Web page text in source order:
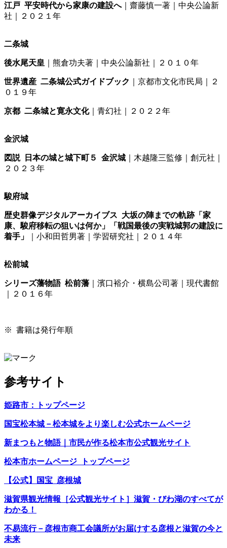
江戸 平安時代から家康の建設へ｜齋藤慎一著｜中央公論新
社｜２０２１年
二条城
後水尾天皇 ｜熊倉功夫著｜中央公論新社｜２０１０年
世界遺産 二条城公式ガイドブック
｜京都市文化市民局｜２
０１９年
京都 二条城と寛永文化｜青幻社｜２０２２年
金沢城
図説 日本の城と城下町５ 金沢城 ｜木越隆三監修｜創元社｜
２０２３年
駿府城
歴史群像デジタルアーカイブス 大坂の陣までの軌跡「家
康、駿府移転の狙いは何か」「戦国最後の実戦城郭の建設に
着手」
｜小和田哲男著｜学習研究社｜２０１４年
松前城
シリーズ藩物語 松前藩 ｜濱口裕介・横島公司著｜現代書館
｜２０１６年
※ 書籍は発行年順
参考サイト
姫路市：トップページ
国宝松本城－松本城をより楽しむ公式ホームページ
新まつもと物語｜市民が作る松本市公式観光サイト
松本市ホームページ トップページ
【公式】国宝 彦根城
滋賀県観光情報［公式観光サイト］滋賀・びわ湖のすべてが
わかる！
不易流行－彦根市商工会議所がお届けする彦根と滋賀の今と
未来